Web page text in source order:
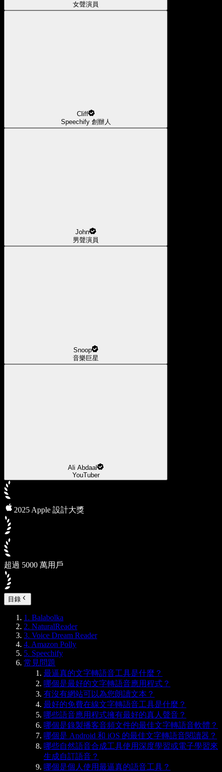
女聲演員
Cliff
Speechify 創辦人
John
男聲演員
Snoop
音樂巨星
Ali Abdaal
YouTuber
2025 Apple 設計大獎
超過 5000 萬用戶
目錄
1. Balabolka
2. NaturalReader
3. Voice Dream Reader
4. Amazon Polly
5. Speechify
常見問題
最逼真的文字轉語音工具是什麼？
哪個是最好的文字轉語音應用程式？
有沒有網站可以為您朗讀文本？
最好的免費在線文字轉語音工具是什麼？
哪些語音應用程式擁有最好的真人聲音？
哪個是錄製播客音頻文件的最佳文字轉語音軟體？
哪個是 Android 和 iOS 的最佳文字轉語音閱讀器？
哪些自然語音合成工具使用深度學習或電子學習來
生成自訂語音？
哪個是個人使用最逼真的語音工具？